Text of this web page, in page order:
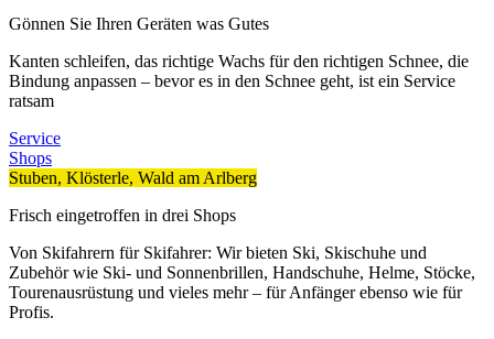
Gönnen Sie Ihren Geräten was Gutes
Kanten schleifen, das richtige Wachs für den richtigen Schnee, die
Bindung anpassen – bevor es in den Schnee geht, ist ein Service
ratsam
Service
Shops
Stuben, Klösterle, Wald am Arlberg
Frisch eingetroffen in drei Shops
Von Skifahrern für Skifahrer: Wir bieten Ski, Skischuhe und
Zubehör wie Ski- und Sonnenbrillen, Handschuhe, Helme, Stöcke,
Tourenausrüstung und vieles mehr – für Anfänger ebenso wie für
Profis.